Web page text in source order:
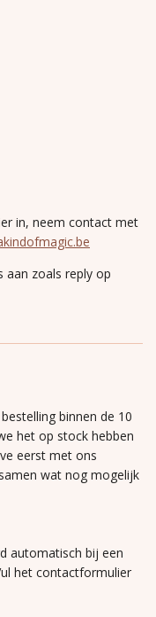
in, neem contact met
aan zoals reply op
binnen de 10
het op stock hebben
eerst met ons
wat nog mogelijk
automatisch bij een
het contactformulier